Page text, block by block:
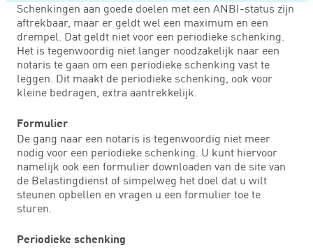
Schenkingen aan goede doelen met een ANBI-status zijn
aftrekbaar, maar er geldt wel een maximum en een
drempel. Dat geldt niet voor een periodieke schenking.
Het is tegenwoordig niet langer noodzakelijk naar een
notaris te gaan om een periodieke schenking vast te
leggen. Dit maakt de periodieke schenking, ook voor
kleine bedragen, extra aantrekkelijk.
Formulier
De gang naar een notaris is tegenwoordig niet meer
nodig voor een periodieke schenking. U kunt hiervoor
namelijk ook een formulier downloaden van de site van
de Belastingdienst of simpelweg het doel dat u wilt
steunen opbellen en vragen u een formulier toe te
sturen.
Periodieke schenking